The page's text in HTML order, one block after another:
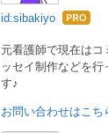
id:sibakiyo はて
なブ
ログ
元看護師で現在はコ
ッセイ制作などを行
す♪
お問い合わせはこち